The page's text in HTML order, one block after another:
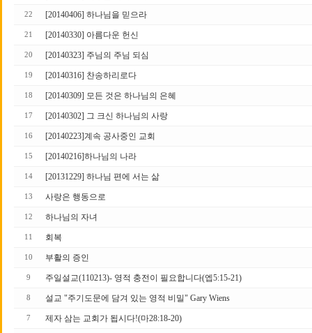
22 [20140406] 하나님을 믿으라
21 [20140330] 아름다운 헌신
20 [20140323] 주님의 주님 되심
19 [20140316] 찬송하리로다
18 [20140309] 모든 것은 하나님의 은혜
17 [20140302] 그 크신 하나님의 사랑
16 [20140223]계속 공사중인 교회
15 [20140216]하나님의 나라
14 [20131229] 하나님 편에 서는 삶
13 사랑은 행동으로
12 하나님의 자녀
11 회복
10 부활의 증인
9 주일설교(110213)- 영적 충전이 필요합니다(엡5:15-21)
8 설교 "주기도문에 담겨 있는 영적 비밀" Gary Wiens
7 제자 삼는 교회가 됩시다!(마28:18-20)